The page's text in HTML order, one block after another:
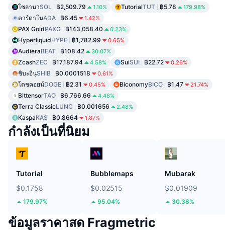
โซลานาSOL ฿2,509.79 1.10% TutorialTUT ฿5.78 179.98%
คาร์ดาโนADA ฿6.45 1.42%
PAX GoldPAXG ฿143,058.40 0.23%
HyperliquidHYPE ฿1,782.99 0.65%
AudieraBEAT ฿108.42 30.07%
ZcashZEC ฿17,187.94 4.58% SuiSUI ฿22.72 0.26%
ชิบะอินุSHIB ฿0.0001518 0.61%
โดชคอยน์DOGE ฿2.31 0.45% BiconomyBICO ฿1.47 21.74%
BittensorTAO ฿6,766.66 4.48%
Terra ClassicLUNC ฿0.001656 2.48%
KaspaKAS ฿0.8664 1.87%
กำลังเป็นที่นิยม
Tutorial
$0.1758
179.97%
Bubblemaps
$0.02515
95.04%
Mubarak
$0.01909
30.38%
ข้อมูลราคาสด Fragmetric